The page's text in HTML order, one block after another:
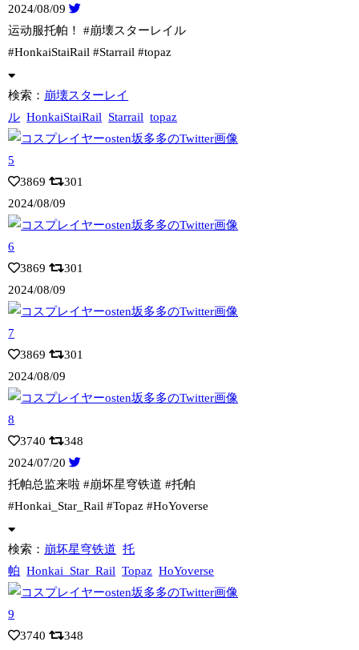
2024/08/09
运动服托帕！ #崩壊スターレイル
#HonkaiStaiRail #Starrail #topaz
検索： 崩壊スターレイ
ル HonkaiStaiRail Starrail topaz
3869
301
2024/08/09
3869
301
2024/08/09
3869
301
2024/08/09
3740
348
2024/07/20
托帕总监来啦 #崩坏星穹铁道 #托帕
#Honkai_Star_Rail #Topaz #HoYoverse
検索： 崩坏星穹铁道 托
帕 Honkai_Star_Rail Topaz HoYoverse
3740
348